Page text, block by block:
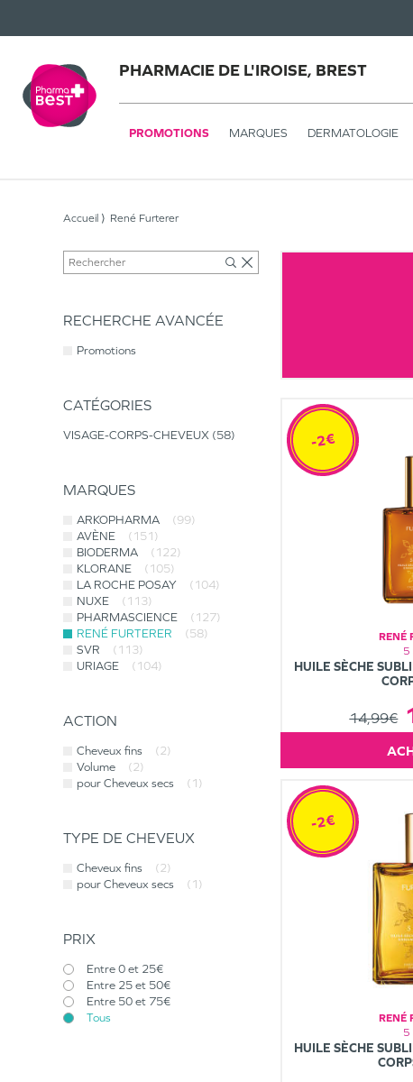
PHARMACIE DE L'IROISE, BREST
PROMOTIONS MARQUES DERMATOLOGIE
Accueil René Furterer
RECHERCHE AVANCÉE
Promotions
CATÉGORIES
VISAGE-CORPS-CHEVEUX 58
MARQUES
ARKOPHARMA
(99)
AVÈNE
(151)
BIODERMA
(122)
KLORANE
(105)
LA ROCHE POSAY
(104)
NUXE
(113)
PHARMASCIENCE
(127)
RENÉ FURTERER
(58)
SVR
(113)
URIAGE
(104)
ACTION
Cheveux fins
(2)
Volume
(2)
pour Cheveux secs
(1)
TYPE DE CHEVEUX
Cheveux fins
(2)
pour Cheveux secs
(1)
PRIX
Entre 0 et 25€
Entre 25 et 50€
Entre 50 et 75€
Tous
RENÉ
5
HUILE SÈCHE
14,99€
-2€
RENÉ
5
HUILE SÈCHE
-2€